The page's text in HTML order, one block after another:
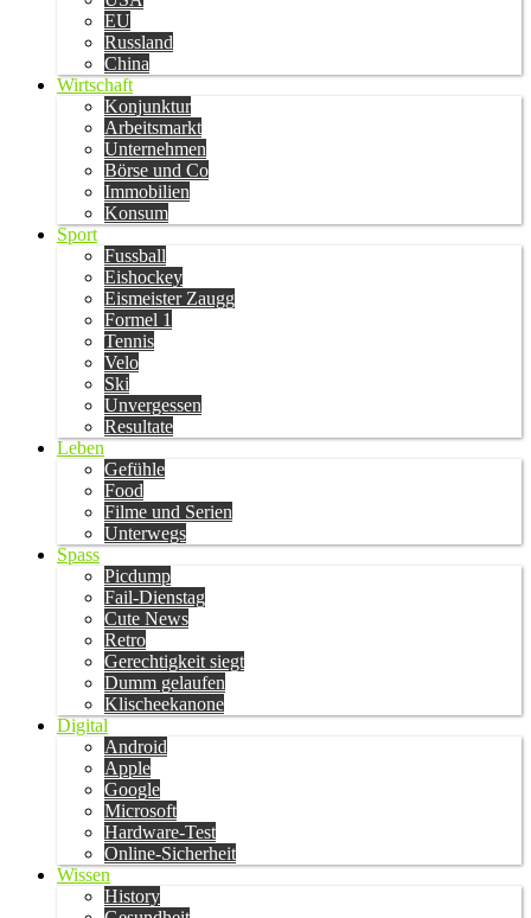
EU
Russland
China
Wirtschaft
Konjunktur
Arbeitsmarkt
Unternehmen
Börse und Co
Immobilien
Konsum
Sport
Fussball
Eishockey
Eismeister Zaugg
Formel 1
Tennis
Velo
Ski
Unvergessen
Resultate
Leben
Gefühle
Food
Filme und Serien
Unterwegs
Spass
Picdump
Fail-Dienstag
Cute News
Retro
Gerechtigkeit siegt
Dumm gelaufen
Klischeekanone
Digital
Android
Apple
Google
Microsoft
Hardware-Test
Online-Sicherheit
Wissen
History